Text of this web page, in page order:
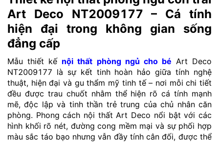
Art Deco NT2009177 – Cá tính
hiện đại trong không gian sống
đẳng cấp
Mẫu thiết kế nội thất phòng ngủ cho bé Art Deco
NT2009177 là sự kết tinh hoàn hảo giữa tính nghệ
thuật, hiện đại và gu thẩm mỹ tinh tế – nơi mỗi chi tiết
đều được trau chuốt nhằm thể hiện rõ cá tính mạnh
mẽ, độc lập và tinh thần trẻ trung của chủ nhân căn
phòng. Phong cách nội thất Art Deco nổi bật với các
hình khối rõ nét, đường cong mềm mại và sự phối hợp
màu sắc táo bạo nhưng vẫn đầy tính cân đối, được thể